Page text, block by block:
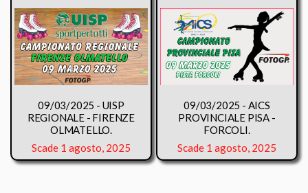
09/03/2025 - UISP
REGIONALE - FIRENZE
OLMATELLO.
Scade 1 agosto, 2025
09/03/2025 - AICS
PROVINCIALE PISA -
FORCOLI.
Scade 1 agosto, 2025